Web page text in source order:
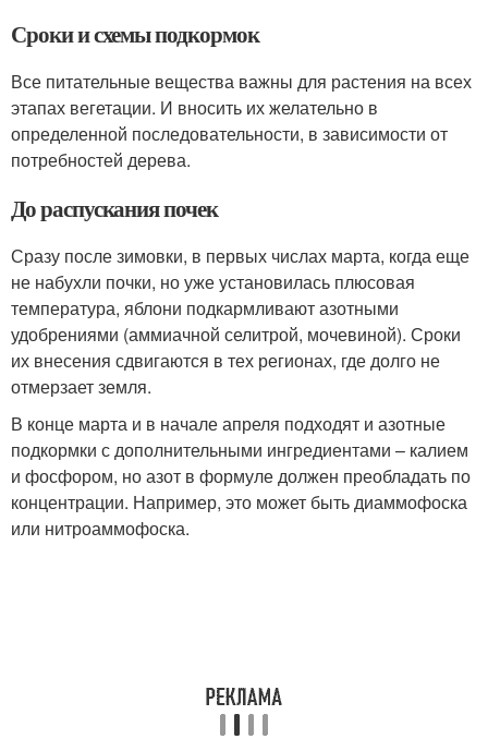
Сроки и схемы подкормок
Все питательные вещества важны для растения на всех
этапах вегетации. И вносить их желательно в
определенной последовательности, в зависимости от
потребностей дерева.
До распускания почек
Сразу после зимовки, в первых числах марта, когда еще
не набухли почки, но уже установилась плюсовая
температура, яблони подкармливают азотными
удобрениями (аммиачной селитрой, мочевиной). Сроки
их внесения сдвигаются в тех регионах, где долго не
отмерзает земля.
В конце марта и в начале апреля подходят и азотные
подкормки с дополнительными ингредиентами – калием
и фосфором, но азот в формуле должен преобладать по
концентрации. Например, это может быть диаммофоска
или нитроаммофоска.